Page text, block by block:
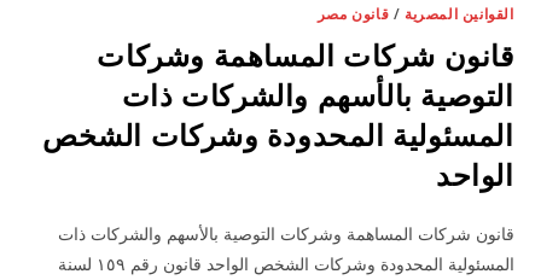
القوانين المصرية / قانون مصر
قانون شركات المساهمة وشركات
التوصية بالأسهم والشركات ذات
المسئولية المحدودة وشركات الشخص
الواحد
قانون شركات المساهمة وشركات التوصية بالأسهم والشركات ذات
المسئولية المحدودة وشركات الشخص الواحد قانون رقم ١٥٩ لسنة